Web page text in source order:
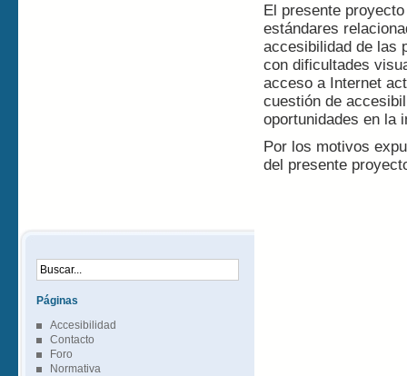
El presente
estándares
accesibilidad de las
con dificultades
acceso a Internet
cuestión de
oportunidades en la
Por los motivos
del presente
Páginas
Accesibilidad
Contacto
Foro
Normativa